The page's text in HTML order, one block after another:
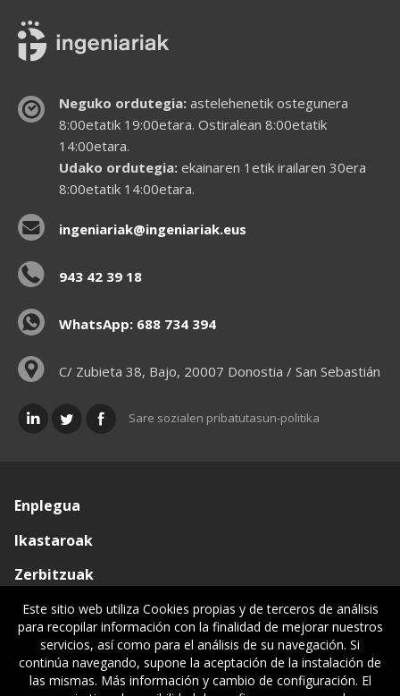
Neguko ordutegia:astelehenetik ostegunera
8:00etatik 19:00etara. Ostiralean 8:00etatik
14:00etara.
Udako ordutegia:ekainaren 1etik irailaren 30era
8:00etatik 14:00etara.
ingeniariak@ingeniariak.eus
943 42 39 18
WhatsApp: 688 734 394
C/ Zubieta 38, Bajo, 20007 Donostia / San Sebastián
Sare sozialen pribatutasun-politika
Enplegua
Ikastaroak
Zerbitzuak
Elkargoa
Oniritziak
Lehiatila Bakarra
Este sitio web utiliza Cookies propias y de terceros de análisis
para recopilar información con la finalidad de mejorar nuestros
servicios, así como para el análisis de su navegación. Si
continúa navegando, supone la aceptación de la instalación de
las mismas. Más información y cambio de configuración. El